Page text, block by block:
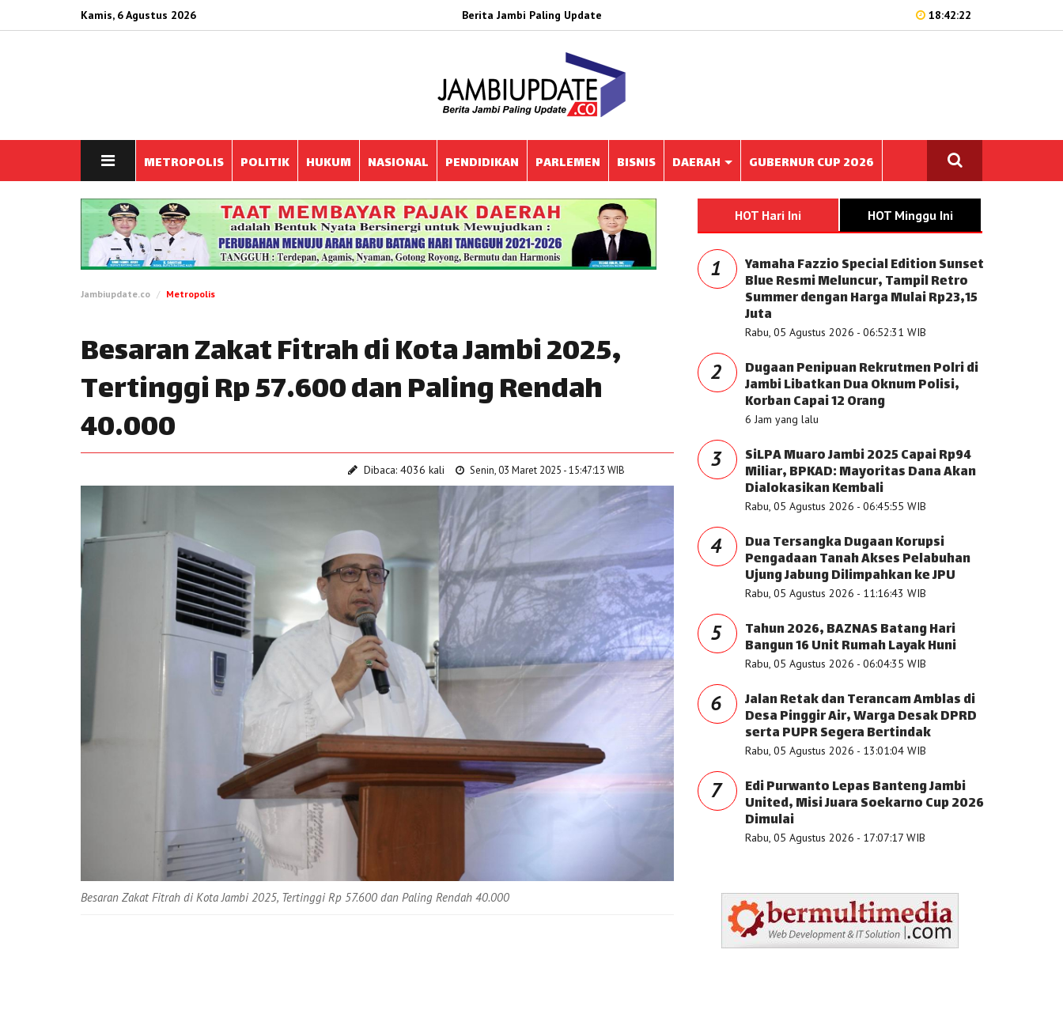
Kamis, 6 Agustus 2026 Berita Jambi Paling Update 18:42:22
METROPOLIS POLITIK HUKUM NASIONAL PENDIDIKAN PARLEMEN BISNIS DAERAH GUBERNUR CUP 2026
Jambiupdate.co Metropolis
Besaran Zakat Fitrah di Kota Jambi 2025,
Tertinggi Rp 57.600 dan Paling Rendah
40.000
Dibaca: 4036 kali Senin, 03 Maret 2025 - 15:47:13 WIB
Besaran Zakat Fitrah di Kota Jambi 2025, Tertinggi Rp 57.600 dan Paling Rendah 40.000
HOT Hari Ini HOT Minggu Ini
1 Yamaha Fazzio Special Edition Sunset
Blue Resmi Meluncur, Tampil Retro
Summer dengan Harga Mulai Rp23,15
Juta
Rabu, 05 Agustus 2026 - 06:52:31 WIB
2 Dugaan Penipuan Rekrutmen Polri di
Jambi Libatkan Dua Oknum Polisi,
Korban Capai 12 Orang
6 Jam yang lalu
3 SiLPA Muaro Jambi 2025 Capai Rp94
Miliar, BPKAD: Mayoritas Dana Akan
Dialokasikan Kembali
Rabu, 05 Agustus 2026 - 06:45:55 WIB
4 Dua Tersangka Dugaan Korupsi
Pengadaan Tanah Akses Pelabuhan
Ujung Jabung Dilimpahkan ke JPU
Rabu, 05 Agustus 2026 - 11:16:43 WIB
5 Tahun 2026, BAZNAS Batang Hari
Bangun 16 Unit Rumah Layak Huni
Rabu, 05 Agustus 2026 - 06:04:35 WIB
6 Jalan Retak dan Terancam Amblas di
Desa Pinggir Air, Warga Desak DPRD
serta PUPR Segera Bertindak
Rabu, 05 Agustus 2026 - 13:01:04 WIB
7 Edi Purwanto Lepas Banteng Jambi
United, Misi Juara Soekarno Cup 2026
Dimulai
Rabu, 05 Agustus 2026 - 17:07:17 WIB